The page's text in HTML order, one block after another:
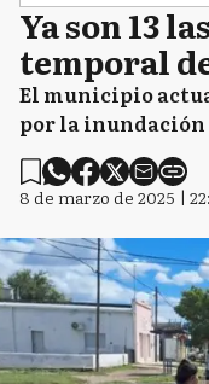
Ya son 13
temporal
El municipio
por la inundación
8 de marzo de 2025 |